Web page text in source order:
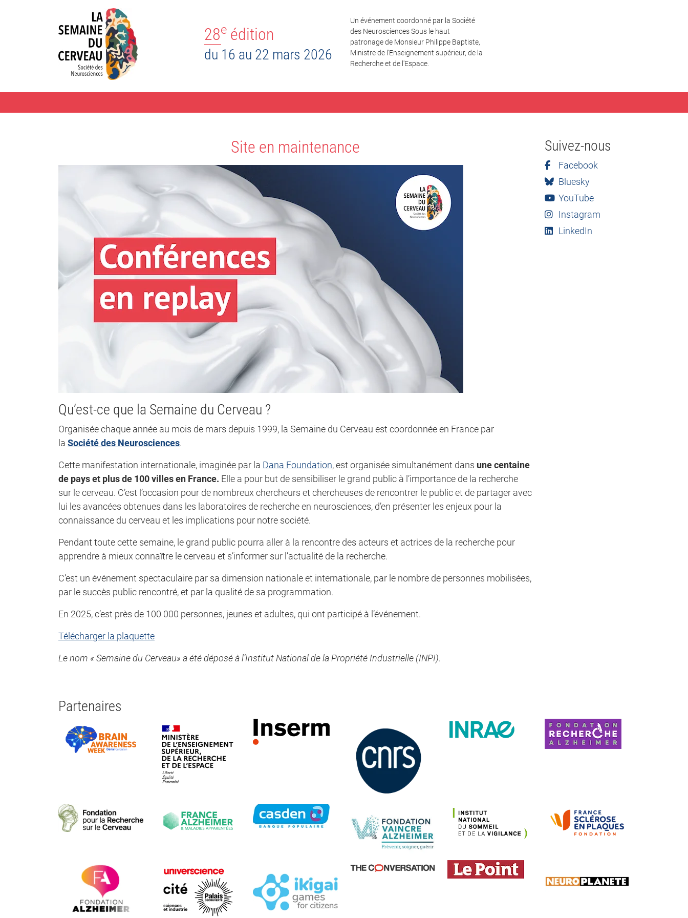
28e édition
du 16 au 22 mars 2026
Un événement coordonné par la Société
des Neurosciences Sous le haut
patronage de Monsieur Philippe Baptiste,
Ministre de l’Enseignement supérieur, de la
Recherche et de l'Espace.
Site en maintenance
Qu’est-ce que la Semaine du Cerveau ?
Organisée chaque année au mois de mars depuis 1999, la Semaine du Cerveau est coordonnée en France par
la Société des Neurosciences.
Cette manifestation internationale, imaginée par la Dana Foundation, est organisée simultanément dans une centaine
de pays et plus de 100 villes en France. Elle a pour but de sensibiliser le grand public à l’importance de la recherche
sur le cerveau. C’est l’occasion pour de nombreux chercheurs et chercheuses de rencontrer le public et de partager avec
lui les avancées obtenues dans les laboratoires de recherche en neurosciences, d’en présenter les enjeux pour la
connaissance du cerveau et les implications pour notre société.
Pendant toute cette semaine, le grand public pourra aller à la rencontre des acteurs et actrices de la recherche pour
apprendre à mieux connaître le cerveau et s’informer sur l’actualité de la recherche.
C’est un événement spectaculaire par sa dimension nationale et internationale, par le nombre de personnes mobilisées,
par le succès public rencontré, et par la qualité de sa programmation.
En 2025, c’est près de 100 000 personnes, jeunes et adultes, qui ont participé à l’événement.
Télécharger la plaquette
Le nom « Semaine du Cerveau» a été déposé à l’Institut National de la Propriété Industrielle (INPI).
Suivez-nous
Facebook
Bluesky
YouTube
Instagram
LinkedIn
Partenaires